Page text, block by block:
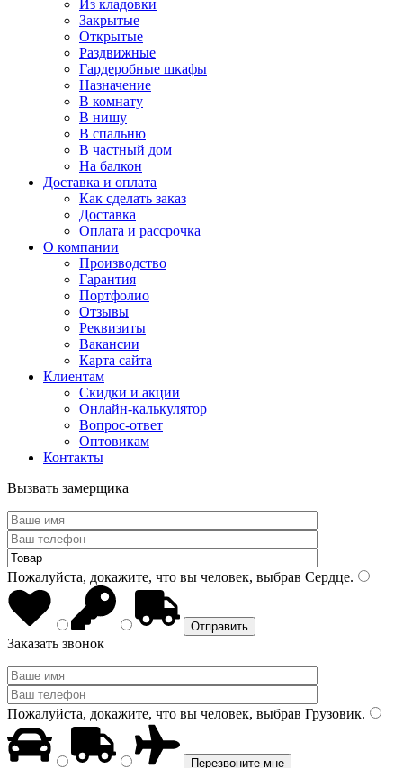
Из кладовки
Закрытые
Открытые
Раздвижные
Гардеробные шкафы
Назначение
В комнату
В нишу
В спальню
В частный дом
На балкон
Доставка и оплата
Как сделать заказ
Доставка
Оплата и рассрочка
О компании
Производство
Гарантия
Портфолио
Отзывы
Реквизиты
Вакансии
Карта сайта
Клиентам
Скидки и акции
Онлайн-калькулятор
Вопрос-ответ
Оптовикам
Контакты
Вызвать замерщика
Пожалуйста, докажите, что вы человек, выбрав Сердце.
Заказать звонок
Пожалуйста, докажите, что вы человек, выбрав Грузовик.